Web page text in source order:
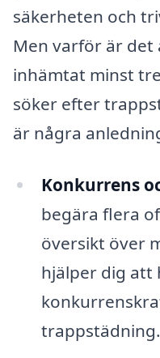
säkerheten och
Men varför är det
inhämtat minst
söker efter
är några
Konkurrens
begära flera
översikt över
hjälper dig att
trappstädning.